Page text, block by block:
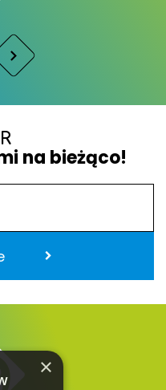
na bieżąco!
×